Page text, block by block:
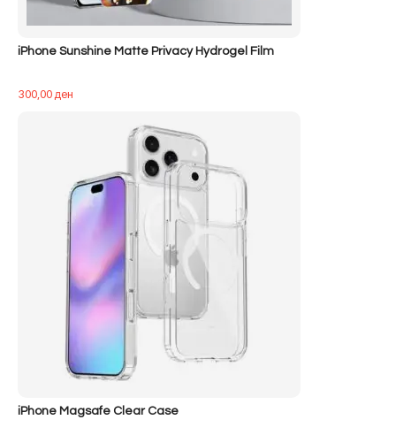
iPhone Sunshine Matte Privacy Hydrogel Film
300,00ден
iPhone Magsafe Clear Case